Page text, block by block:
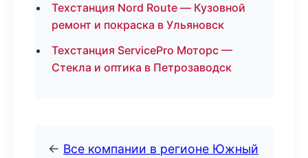
Техстанция Nord Route — Кузовной
ремонт и покраска в Ульяновск
Техстанция ServicePro Моторс —
Стекла и оптика в Петрозаводск
← Все компании в регионе Южный